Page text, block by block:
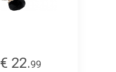
€ 22.99